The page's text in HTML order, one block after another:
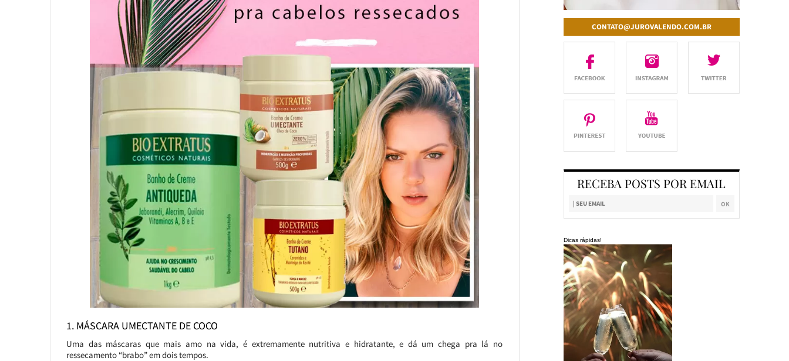
1. MÁSCARA UMECTANTE DE COCO
Uma das máscaras que mais amo na vida, é extremamente nutritiva e hidratante, e dá um chega pra lá no
ressecamento “brabo” em dois tempos.
CONTATO@JUROVALENDO.COM.BR
RECEBA POSTS POR EMAIL
Dicas rápidas!